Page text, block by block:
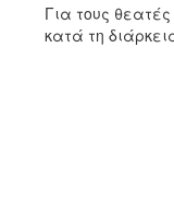
Για τους
κατά τη